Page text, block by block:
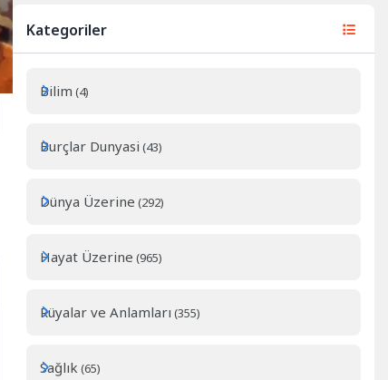
Kategoriler
Bilim (4)
Burçlar Dunyasi (43)
Dünya Üzerine (292)
Hayat Üzerine (965)
Rüyalar ve Anlamları (355)
Sağlık (65)